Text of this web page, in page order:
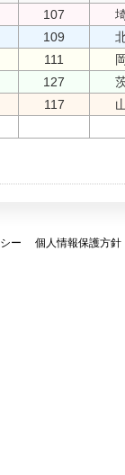
107
109
111
127
117
ー
個人情報保護方針